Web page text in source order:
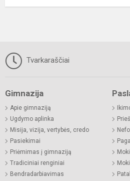
Tvarkaraščiai
Gimnazija
Apie gimnaziją
Ugdymo aplinka
Misija, vizija, vertybės, credo
Pasiekimai
Priėmimas į gimnaziją
Tradiciniai renginiai
Bendradarbiavimas